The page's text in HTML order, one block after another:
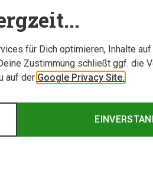
für Dich optimieren, Inhalte
Zustimmung schließt ggf. die
auf der Google Privacy Site.